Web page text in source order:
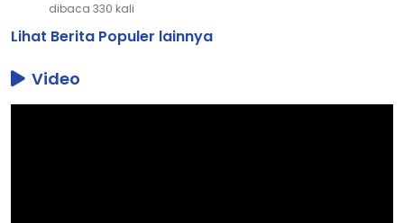
dibaca 330 kali
Lihat Berita Populer lainnya
Video